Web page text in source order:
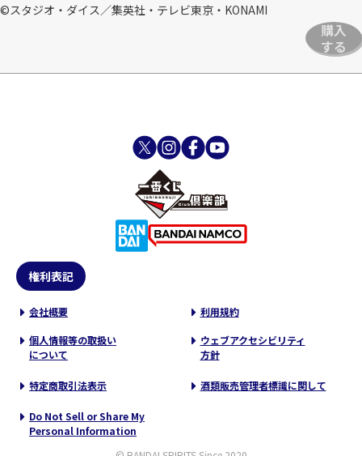
©スタジオ・ダイス／集英社・テレビ東京・KONAMI
購入
する
権利表記
会社概要 利用規約
個人情報等の取扱い
について
ウェブアクセシビリティ
方針
特定商取引法表示 酒類販売管理者標識に関して
Do Not Sell or Share My
Personal Information